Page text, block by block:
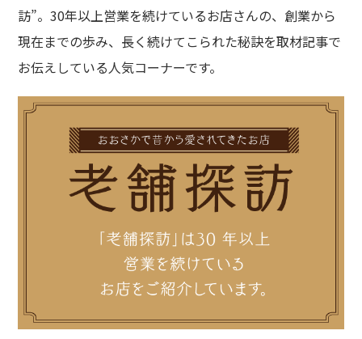
訪”。30年以上営業を続けているお店さんの、創業から
現在までの歩み、長く続けてこられた秘訣を取材記事で
お伝えしている人気コーナーです。